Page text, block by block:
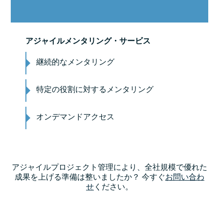
アジャイルメンタリング・サービス
継続的なメンタリング
特定の役割に対するメンタリング
オンデマンドアクセス
アジャイルプロジェクト管理により、全社規模で優れた
成果を上げる準備は整いましたか？ 今すぐお問い合わ
せ ください。